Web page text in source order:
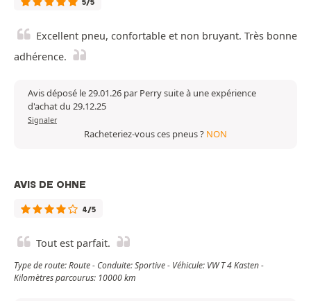
5/5
Excellent pneu, confortable et non bruyant. Très bonne
adhérence.
Avis déposé le 29.01.26 par Perry suite à une expérience
d'achat du 29.12.25
Signaler
Racheteriez-vous ces pneus ? NON
AVIS DE OHNE
4/5
Tout est parfait.
Type de route: Route - Conduite: Sportive - Véhicule: VW T 4 Kasten -
Kilomètres parcourus: 10000 km